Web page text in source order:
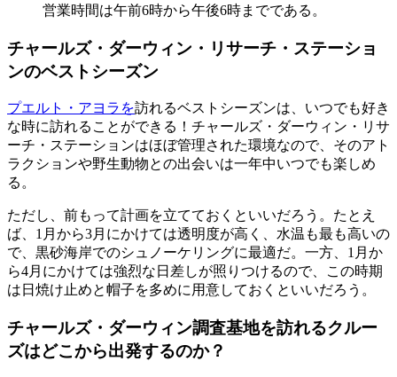
営業時間は午前6時から午後6時までである。
チャールズ・ダーウィン・リサーチ・ステーショ
ンのベストシーズン
プエルト・アヨラを訪れるベストシーズンは、いつでも好き
な時に訪れることができる！チャールズ・ダーウィン・リサ
ーチ・ステーションはほぼ管理された環境なので、そのアト
ラクションや野生動物との出会いは一年中いつでも楽しめ
る。
ただし、前もって計画を立てておくといいだろう。たとえ
ば、1月から3月にかけては透明度が高く、水温も最も高いの
で、黒砂海岸でのシュノーケリングに最適だ。一方、1月か
ら4月にかけては強烈な日差しが照りつけるので、この時期
は日焼け止めと帽子を多めに用意しておくといいだろう。
チャールズ・ダーウィン調査基地を訪れるクルー
ズはどこから出発するのか？